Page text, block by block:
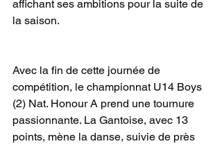
affichant ses ambitions pour la suite de
la saison.
Avec la fin de cette journée de
compétition, le championnat U14 Boys
(2) Nat. Honour A prend une tournure
passionnante. La Gantoise, avec 13
points, mène la danse, suivie de près